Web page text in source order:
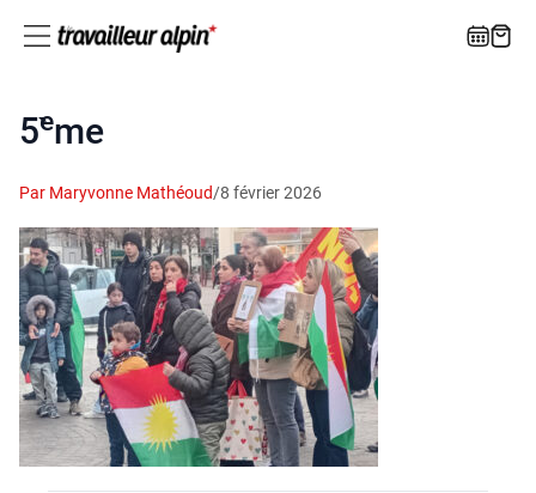
5ème
Par Maryvonne Mathéoud/8 février 2026